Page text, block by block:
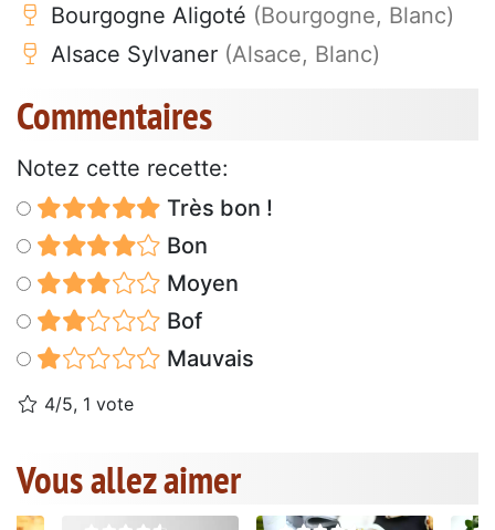
Bourgogne Aligoté (Bourgogne, Blanc)
Alsace Sylvaner (Alsace, Blanc)
Commentaires
Notez cette recette:
Très bon !
Bon
Moyen
Bof
Mauvais
4/5, 1 vote
Vous allez aimer